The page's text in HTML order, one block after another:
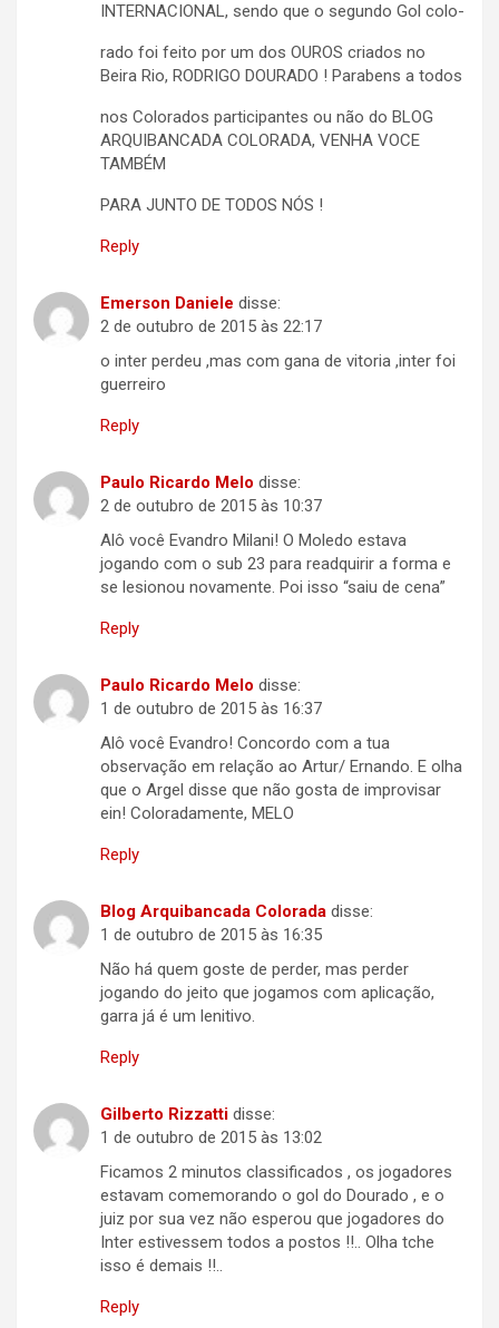
INTERNACIONAL, sendo que o segundo Gol colo-
rado foi feito por um dos OUROS criados no
Beira Rio, RODRIGO DOURADO ! Parabens a todos
nos Colorados participantes ou não do BLOG
ARQUIBANCADA COLORADA, VENHA VOCE
TAMBÉM
PARA JUNTO DE TODOS NÓS !
Reply
Emerson Daniele disse:
2 de outubro de 2015 às 22:17
o inter perdeu ,mas com gana de vitoria ,inter foi
guerreiro
Reply
Paulo Ricardo Melo disse:
2 de outubro de 2015 às 10:37
Alô você Evandro Milani! O Moledo estava
jogando com o sub 23 para readquirir a forma e
se lesionou novamente. Poi isso “saiu de cena”
Reply
Paulo Ricardo Melo disse:
1 de outubro de 2015 às 16:37
Alô você Evandro! Concordo com a tua
observação em relação ao Artur/ Ernando. E olha
que o Argel disse que não gosta de improvisar
ein! Coloradamente, MELO
Reply
Blog Arquibancada Colorada disse:
1 de outubro de 2015 às 16:35
Não há quem goste de perder, mas perder
jogando do jeito que jogamos com aplicação,
garra já é um lenitivo.
Reply
Gilberto Rizzatti disse:
1 de outubro de 2015 às 13:02
Ficamos 2 minutos classificados , os jogadores
estavam comemorando o gol do Dourado , e o
juiz por sua vez não esperou que jogadores do
Inter estivessem todos a postos !!.. Olha tche
isso é demais !!..
Reply